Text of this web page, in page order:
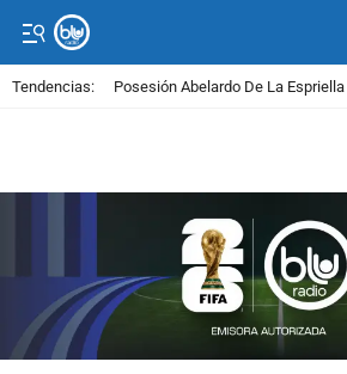
Tendencias: Posesión Abelardo De La Espriella